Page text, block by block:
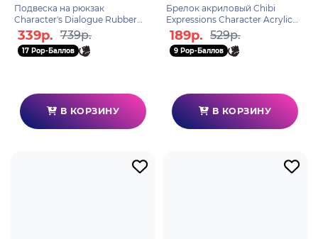
Подвеска на рюкзак
Character's Dialogue Rubber
Straps Xiao 6975213682814
339р. 739р.
17 Pop-Баллов
В КОРЗИНУ
Брелок акриловый Chibi
Expressions Character Acrylic
Keychain Yoimiya
6974696611335
189р. 529р.
9 Pop-Баллов
В КОРЗИНУ